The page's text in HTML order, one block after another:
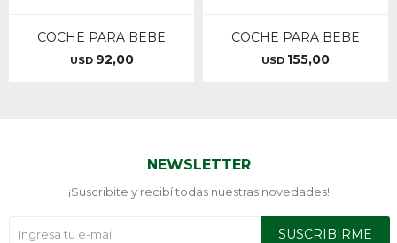
COCHE PARA BEBE
USD 92,00
COCHE PARA BEBE
USD 155,00
NEWSLETTER
¡Suscribite y recibí todas nuestras novedades!
SUSCRIBIRME